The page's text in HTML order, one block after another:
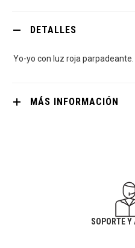
DETALLES
Yo-yo con luz roja
MÁS INFORMACIÓN
SOPORTE